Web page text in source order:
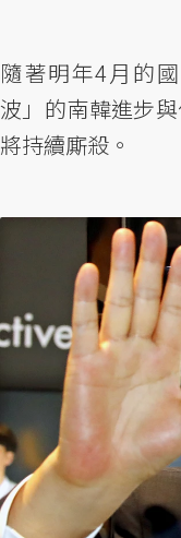
隨著明年4月的
波」的南韓進步
將持續廝殺。